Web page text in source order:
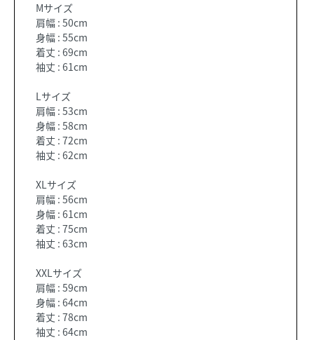
Mサイズ
肩幅 : 50cm
身幅 : 55cm
着丈 : 69cm
袖丈 : 61cm
Lサイズ
肩幅 : 53cm
身幅 : 58cm
着丈 : 72cm
袖丈 : 62cm
XLサイズ
肩幅 : 56cm
身幅 : 61cm
着丈 : 75cm
袖丈 : 63cm
XXLサイズ
肩幅 : 59cm
身幅 : 64cm
着丈 : 78cm
袖丈 : 64cm